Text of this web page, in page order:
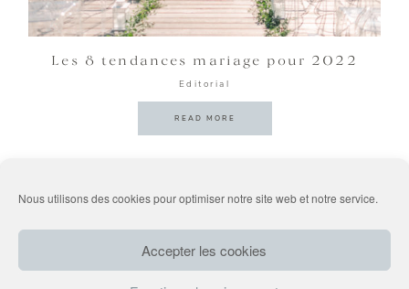
Nous utilisons des cookies pour optimiser notre site web et notre service.
Accepter les cookies
Les 8 tendances mariage pour 2022
Editorial
READ MORE
Suivez-nous sur Instagram
@latelieratypique